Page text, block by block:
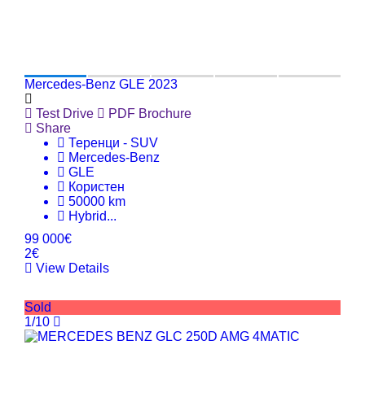
Mercedes-Benz GLE 2023
Test Drive
PDF Brochure
Share
Теренци - SUV
Mercedes-Benz
GLE
Користен
50000 km
Hybrid...
99 000€
2€
View Details
Sold
1/10